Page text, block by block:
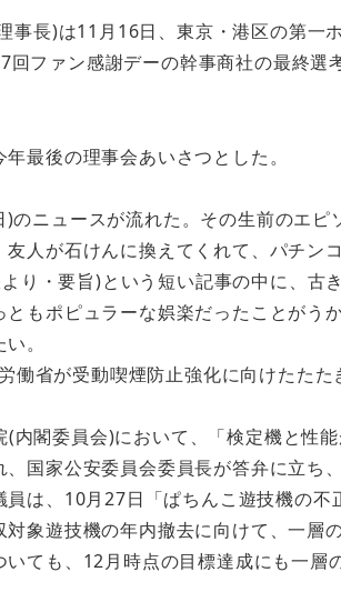
事長)は11月16日、東京・港区の第一
ファン感謝デーの幹事商社の最終選
最後の理事会あいさつとした。
ニュースが流れた。その生前のエピ
人が石けんに換えてくれて、パチン
り・要旨)という短い記事の中に、古
もポピュラーな娯楽だったことがう
。
働省が受動喫煙防止強化に向けたたた
閣委員会)において、「検定機と性
国家公安委員会委員長が答弁に立ち
は、10月27日「ぱちんこ遊技機の不
象遊技機の年内撤去に向けて、一層
ても、12月時点の目標達成にも一層